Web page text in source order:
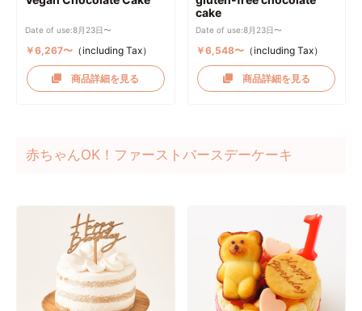
Date of use:8月23日〜
￥6,267〜（including Tax）
商品詳細を見る
cake
Date of use:8月23日〜
￥6,548〜 （including Tax）
商品詳細を見る
赤ちゃんOK！ファーストバースデーケーキ